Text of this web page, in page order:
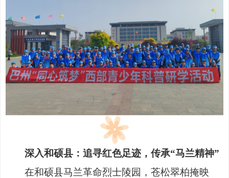
深入和硕县：追寻红色足迹，传承“马兰精神”
在和硕县马兰革命烈士陵园，苍松翠柏掩映